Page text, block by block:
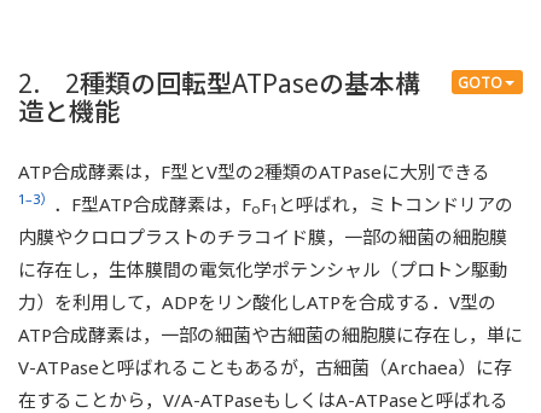
GOTO
2. 2種類の回転型ATPaseの基本構
造と機能
ATP合成酵素は，F型とV型の2種類のATPaseに大別できる
1–3） ．F型ATP合成酵素は，FoF1 と呼ばれ，ミトコンドリアの
内膜やクロロプラストのチラコイド膜，一部の細菌の細胞膜
に存在し，生体膜間の電気化学ポテンシャル（プロトン駆動
力）を利用して，ADPをリン酸化しATPを合成する．V型の
ATP合成酵素は，一部の細菌や古細菌の細胞膜に存在し，単に
V-ATPaseと呼ばれることもあるが，古細菌（Archaea）に存
在することから，V/A-ATPaseもしくはA-ATPaseと呼ばれる